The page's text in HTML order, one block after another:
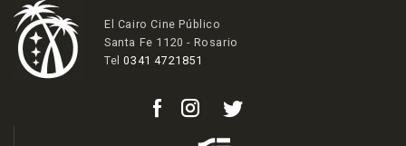
El Cairo Cine Público
Santa Fe 1120 - Rosario
Tel0341 4721851